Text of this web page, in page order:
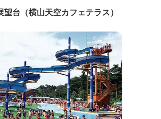
離：988m
観音寺
望台（横山天空カフェテラス）